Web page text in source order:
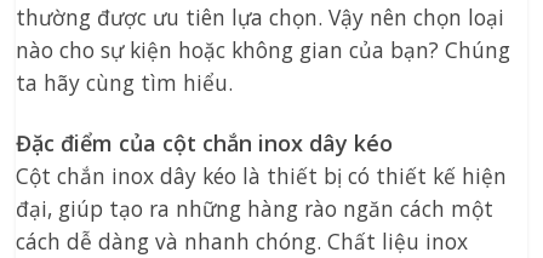
thường được ưu tiên lựa chọn. Vậy nên chọn loại
nào cho sự kiện hoặc không gian của bạn? Chúng
ta hãy cùng tìm hiểu.
Đặc điểm của cột chắn inox dây kéo
Cột chắn inox dây kéo là thiết bị có thiết kế hiện
đại, giúp tạo ra những hàng rào ngăn cách một
cách dễ dàng và nhanh chóng. Chất liệu inox